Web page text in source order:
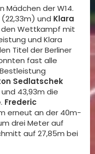
Mädchen der W14.
(22,33m) und Klara
Wettkampf mit
und Klara
Titel der Berliner
fast alle
Sedlatschek
43,93m die
Frederic
erneut an der 40m-
drei Meter auf
auf 27,85m bei